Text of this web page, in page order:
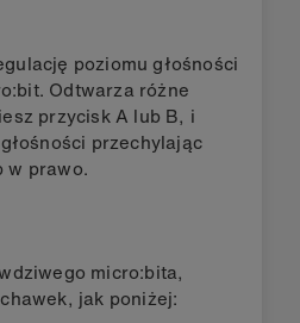
poziomu głośności
Odtwarza różne
przycisk A lub B, i
przechylając
w prawo.
micro:bita,
jak poniżej: